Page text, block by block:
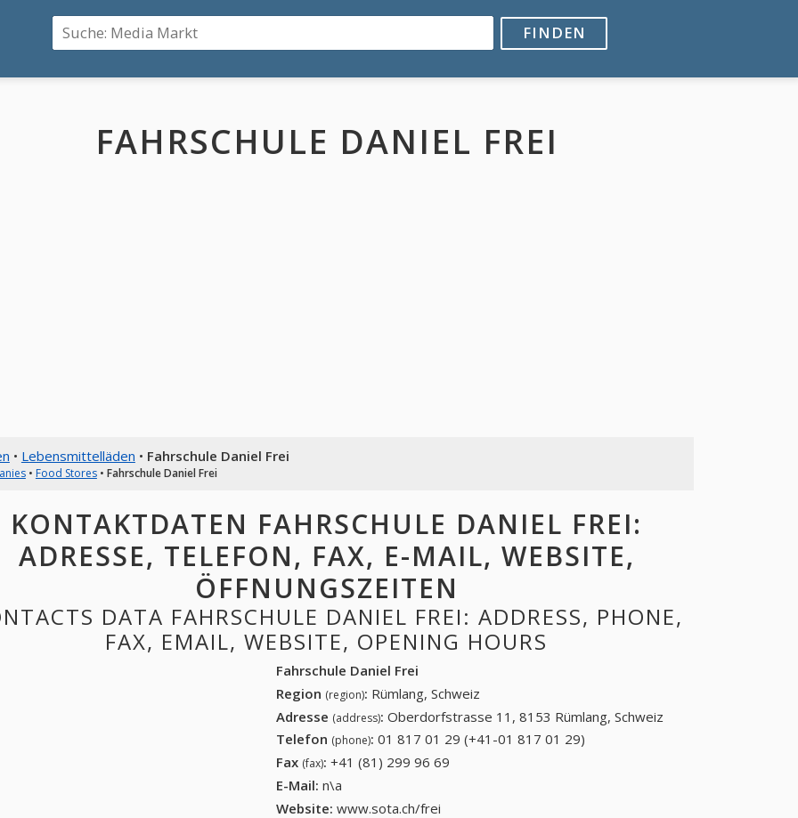
FINDEN
FAHRSCHULE DANIEL FREI
• Lebensmittelläden • Fahrschule Daniel Frei
• Food Stores• Fahrschule Daniel Frei
KONTAKTDATEN FAHRSCHULE DANIEL FREI:
ADRESSE, TELEFON, FAX, E-MAIL, WEBSITE,
ÖFFNUNGSZEITEN
DATA FAHRSCHULE DANIEL FREI: ADDRESS, PHONE,
FAX, EMAIL, WEBSITE, OPENING HOURS
Fahrschule Daniel Frei
Region (region): Rümlang, Schweiz
Adresse (address): Oberdorfstrasse 11, 8153 Rümlang, Schweiz
Telefon (phone): 01 817 01 29 (+41-01 817 01 29)
Fax (fax): +41 (81) 299 96 69
E-Mail: n\a
Website: www.sota.ch/frei